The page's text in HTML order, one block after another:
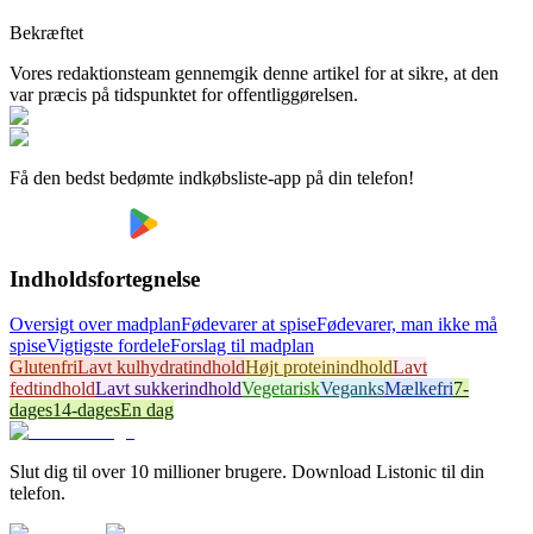
Bekræftet
Vores redaktionsteam gennemgik denne artikel for at sikre, at den
var præcis på tidspunktet for offentliggørelsen.
Få den bedst bedømte indkøbsliste-app på din telefon!
Indholdsfortegnelse
Oversigt over madplanFødevarer at spiseFødevarer, man ikke må
spiseVigtigste fordeleForslag til madplan
GlutenfriLavt kulhydratindholdHøjt proteinindholdLavt
fedtindholdLavt sukkerindholdVegetariskVeganksMælkefri7-
dages14-dagesEn dag
Slut dig til over 10 millioner brugere. Download Listonic til din
telefon.